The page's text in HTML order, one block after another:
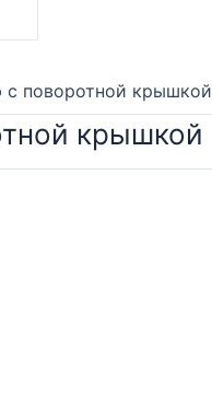
поворотной крышкой
крышкой